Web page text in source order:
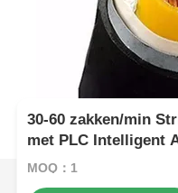
30-60 zakken/min
met PLC Intelligent
MOQ：1